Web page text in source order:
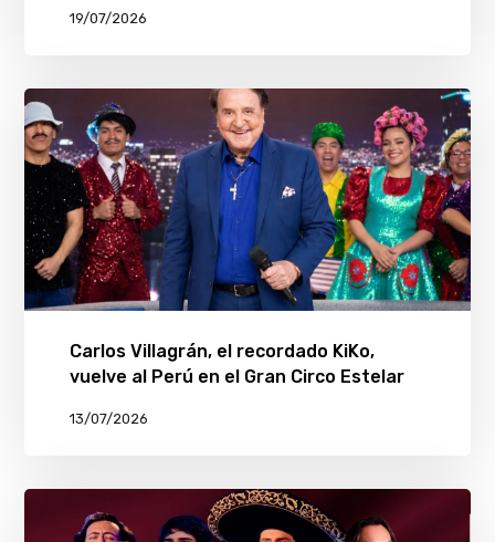
19/07/2026
Carlos Villagrán, el recordado KiKo,
vuelve al Perú en el Gran Circo Estelar
13/07/2026